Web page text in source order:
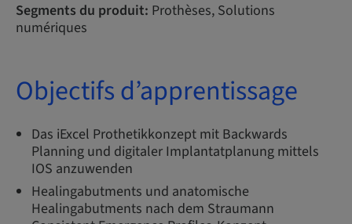
Segments du produit: Prothèses, Solutions
numériques
Objectifs d’apprentissage
Das iExcel Prothetikkonzept mit Backwards
Planning und digitaler Implantatplanung mittels
IOS anzuwenden
Healingabutments und anatomische
Healingabutments nach dem Straumann